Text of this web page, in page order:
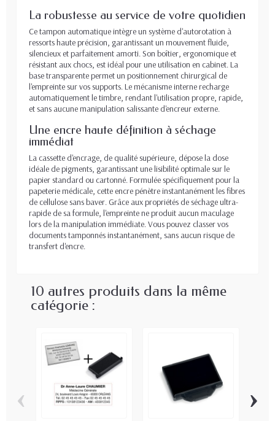
La robustesse au service de votre quotidien
Ce tampon automatique intègre un système d'autorotation à
ressorts haute précision, garantissant un mouvement fluide,
silencieux et parfaitement amorti. Son boîtier, ergonomique et
résistant aux chocs, est idéal pour une utilisation en cabinet. La
base transparente permet un positionnement chirurgical de
l'empreinte sur vos supports. Le mécanisme interne recharge
automatiquement le timbre, rendant l'utilisation propre, rapide,
et sans aucune manipulation salissante d'encreur externe.
Une encre haute définition à séchage
immédiat
La cassette d'encrage, de qualité supérieure, dépose la dose
idéale de pigments, garantissant une lisibilité optimale sur le
papier standard ou cartonné. Formulée spécifiquement pour la
papeterie médicale, cette encre pénètre instantanément les fibres
de cellulose sans baver. Grâce aux propriétés de séchage ultra-
rapide de sa formule, l'empreinte ne produit aucun maculage
lors de la manipulation immédiate. Vous pouvez classer vos
documents tamponnés instantanément, sans aucun risque de
transfert d'encre.
10 autres produits dans la même
catégorie :
‹ ›